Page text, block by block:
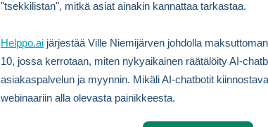
"tsekkilistan", mitkä asiat ainakin kannattaa tarkastaa.
Helppo.ai järjestää Ville Niemijärven johdolla
10, jossa kerrotaan, miten nykyaikainen räätälöity AI-
asiakaspalvelun ja myynnin. Mikäli AI-chatbotit
webinaariin alla olevasta painikkeesta.